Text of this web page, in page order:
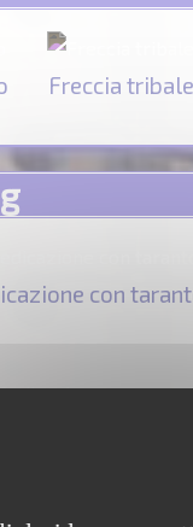
Freccia tribale
con